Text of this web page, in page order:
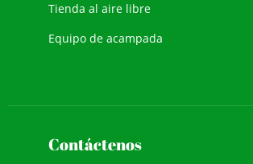
Tienda al aire libre
Equipo de acampada
Contáctenos